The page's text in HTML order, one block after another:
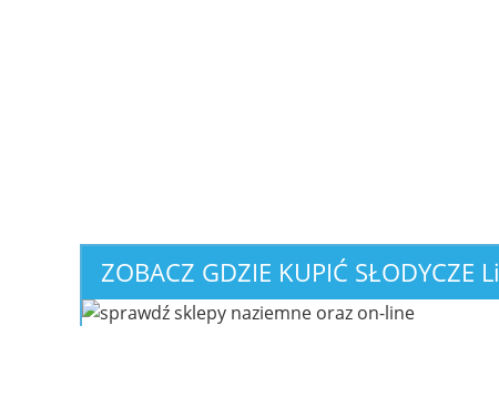
ZOBACZ GDZIE KUPIĆ SŁODYCZE Li